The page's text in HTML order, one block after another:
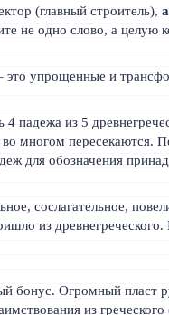
(главный строитель),
не одно слово, а целую
это упрощенные и
4 падежа из 5
многом пересекаются.
для обозначения
сослагательное,
из
бонус. Огромный пласт
из греческого